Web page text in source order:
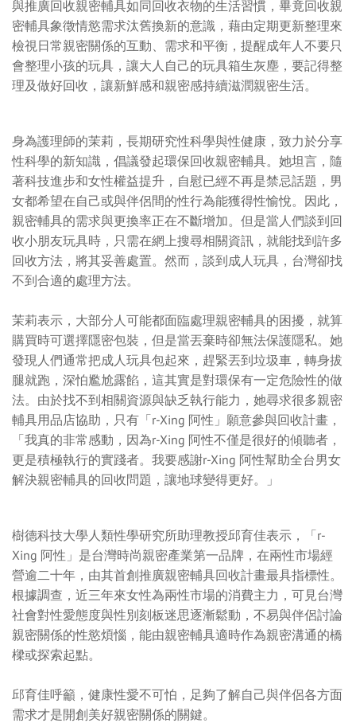
與推廣回收親密輔具如同回收衣物的生活習慣，畢竟回收親
密輔具象徵情慾需求汰舊換新的意識，藉由定期更新整理來
檢視日常親密關係的互動、需求和平衡，提醒成年人不要只
會整理小孩的玩具，讓大人自己的玩具箱生灰塵，要記得整
理及做好回收，讓新鮮感和親密感持續滋潤親密生活。
身為護理師的茉莉，長期研究性科學與性健康，致力於分享
性科學的新知識，倡議發起環保回收親密輔具。她坦言，隨
著科技進步和女性權益提升，自慰已經不再是禁忌話題，男
女都希望在自己或與伴侶間的性行為能獲得性愉悅。因此，
親密輔具的需求與更換率正在不斷增加。但是當人們談到回
收小朋友玩具時，只需在網上搜尋相關資訊，就能找到許多
回收方法，將其妥善處置。然而，談到成人玩具，台灣卻找
不到合適的處理方法。
茉莉表示，大部分人可能都面臨處理親密輔具的困擾，就算
購買時可選擇隱密包裝，但是當丟棄時卻無法保護隱私。她
發現人們通常把成人玩具包起來，趕緊丟到垃圾車，轉身拔
腿就跑，深怕尷尬露餡，這其實是對環保有一定危險性的做
法。由於找不到相關資源與缺乏執行能力，她尋求很多親密
輔具用品店協助，只有「r-Xing 阿性」願意參與回收計畫，
「我真的非常感動，因為r-Xing 阿性不僅是很好的傾聽者，
更是積極執行的實踐者。我要感謝r-Xing 阿性幫助全台男女
解決親密輔具的回收問題，讓地球變得更好。」
樹德科技大學人類性學研究所助理教授邱育佳表示，「r-
Xing 阿性」是台灣時尚親密產業第一品牌，在兩性市場經
營逾二十年，由其首創推廣親密輔具回收計畫最具指標性。
根據調查，近三年來女性為兩性市場的消費主力，可見台灣
社會對性愛態度與性別刻板迷思逐漸鬆動，不易與伴侶討論
親密關係的性慾煩惱，能由親密輔具適時作為親密溝通的橋
樑或探索起點。
邱育佳呼籲，健康性愛不可怕，足夠了解自己與伴侶各方面
需求才是開創美好親密關係的關鍵。